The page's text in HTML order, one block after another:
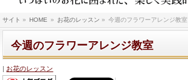
サイト » HOME » お花のレッスン » 今週のフラワーアレンジ教室
今週のフラワーアレンジ教室
お花のレッスン